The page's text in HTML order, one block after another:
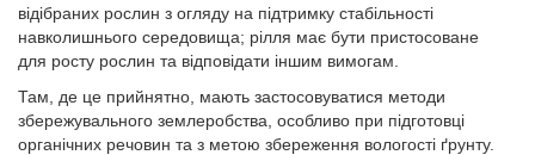
відібраних рослин з огляду на підтримку стабільності
навколишнього середовища; рілля має бути пристосоване
для росту рослин та відповідати іншим вимогам.
Там, де це прийнятно, мають застосовуватися методи
збережувального землеробства, особливо при підготовці
органічних речовин та з метою збереження вологості ґрунту.